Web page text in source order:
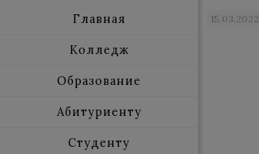
Главная
Колледж
Образование
Абитуриенту
Студенту
15.03.2022